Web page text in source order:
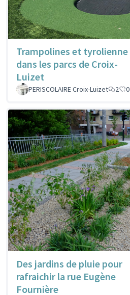
Trampolines et tyrolienne
dans les parcs de Croix-
Luizet
PERISCOLAIRE Croix-Luizet 2 0
Des jardins de pluie pour
rafraichir la rue Eugène
Fournière